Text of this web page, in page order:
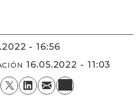
- 16:56
16.05.2022 - 11:03